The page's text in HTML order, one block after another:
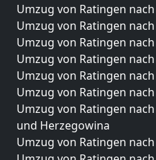
Umzug von Ratingen
Umzug von Ratingen
Umzug von Ratingen
Umzug von Ratingen
Umzug von Ratingen
Umzug von Ratingen
Umzug von Ratingen
und Herzegowina
Umzug von Ratingen